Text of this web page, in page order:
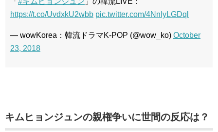
https://t.co/UvdxkU2wbb pic.twitter.com/4NnIyLGDql
— wowKorea：韓流ドラマK-POP (@wow_ko) October
23, 2018
キムヒョンジュンの親権争いに世間の反応は？